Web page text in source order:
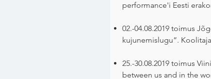
performance'i Eesti
02.-04.08.2019 toimus
kujunemislugu”.
25.-30.08.2019 toimus
between us and in the